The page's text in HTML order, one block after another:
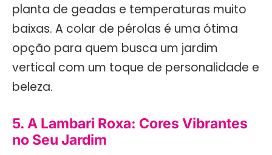
planta de geadas e temperaturas muito
baixas. A colar de pérolas é uma ótima
opção para quem busca um jardim
vertical com um toque de personalidade e
beleza.
5. A Lambari Roxa: Cores Vibrantes
no Seu Jardim